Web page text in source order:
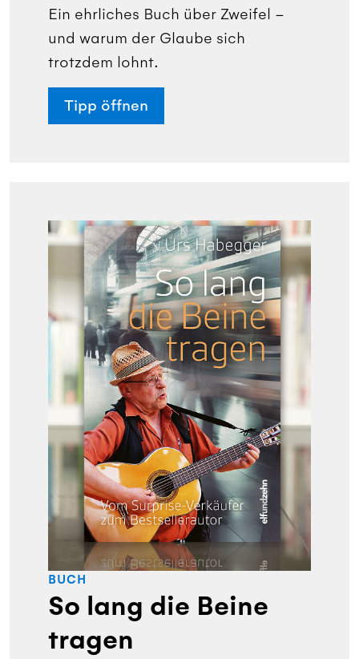
Ein ehrliches Buch über Zweifel –
und warum der Glaube sich
trotzdem lohnt.
Tipp öffnen
BUCH
So lang die Beine
tragen